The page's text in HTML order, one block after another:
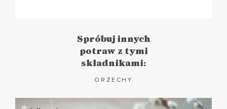
Spróbuj innych
potraw z tymi
składnikami:
ORZECHY